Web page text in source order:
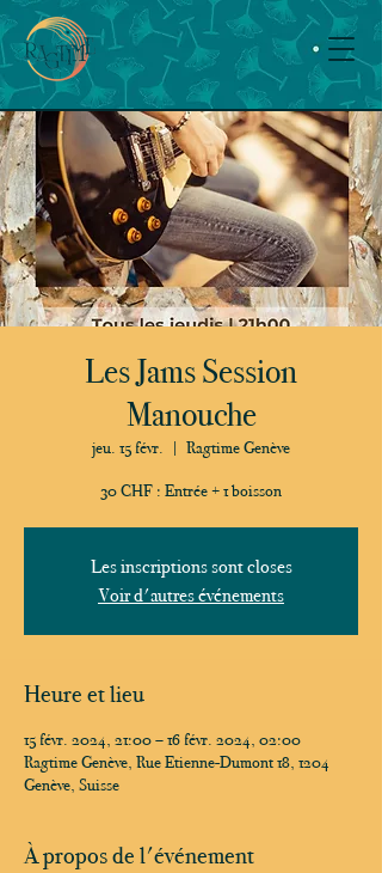
Les Jams Session
Manouche
jeu. 15 févr.
  |
Ragtime Genève
30 CHF : Entrée + 1 boisson
Les inscriptions sont closes
Voir d'autres événements
Heure et lieu
15 févr. 2024, 21:00 – 16 févr. 2024, 02:00
Ragtime Genève, Rue Etienne-Dumont 18, 1204
Genève, Suisse
À propos de l'événement